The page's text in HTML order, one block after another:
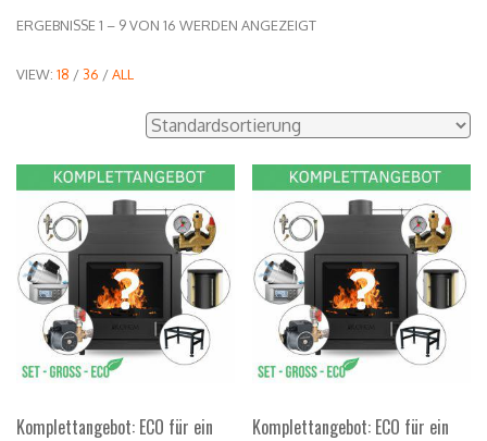
ERGEBNISSE 1 – 9 VON 16 WERDEN ANGEZEIGT
VIEW: 18 / 36 /ALL
Komplettangebot: ECO für ein
Komplettangebot: ECO für ein